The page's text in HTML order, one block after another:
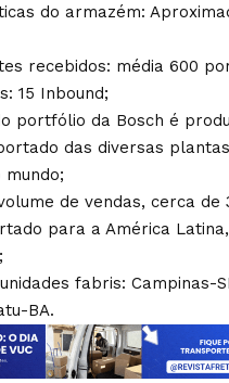
do armazém:
recebidos: média 600
15 Inbound;
portfólio da Bosch é
das diversas plantas
de vendas, cerca de
para a América
fabris: Campinas-
BA.